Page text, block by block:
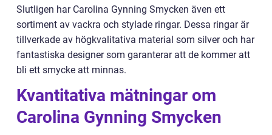
Slutligen har Carolina Gynning Smycken även ett
sortiment av vackra och stylade ringar. Dessa ringar är
tillverkade av högkvalitativa material som silver och har
fantastiska designer som garanterar att de kommer att
bli ett smycke att minnas.
Kvantitativa mätningar om
Carolina Gynning Smycken